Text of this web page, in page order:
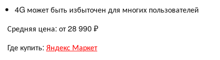
4G может быть избыточен для многих пользователей
Средняя цена: от 28 990 ₽
Где купить: Яндекс Маркет